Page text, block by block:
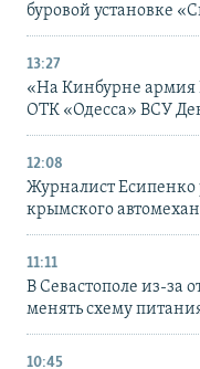
буровой установке
13:27
«На Кинбурне армия
ОТК «Одесса» ВСУ
12:08
Журналист Есипенко
крымского
11:11
В Севастополе из-за
менять схему
10:45